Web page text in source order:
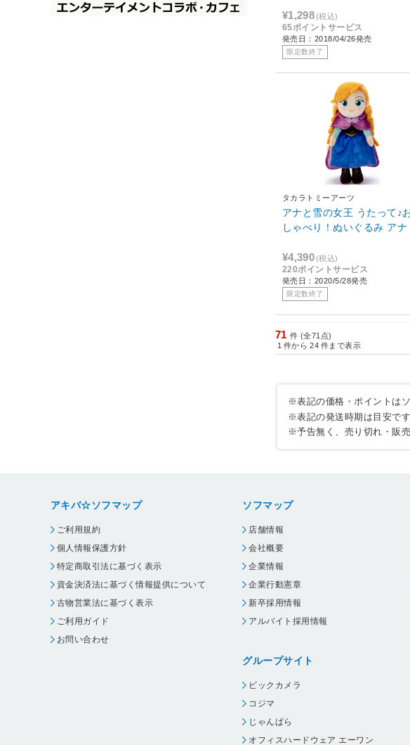
¥1,298(税込)
65ポイントサービス
発売日：2018/04/26発売
限定数終了
タカラトミーアーツ
アナと雪の女王 うたって♪
しゃべり！ぬいぐるみ アナ
¥4,390(税込)
220ポイントサービス
発売日：2020/5/28発売
限定数終了
71 件 (全71点)
1 件から 24 件まで表示
※表記の価格・ポイントは
※表記の発送時期は目安で
※予告無く、売り切れ・販
アキバ☆ソフマップ
ご利用規約
個人情報保護方針
特定商取引法に基づく表示
資金決済法に基づく情報提供について
古物営業法に基づく表示
ご利用ガイド
お問い合わせ
ソフマップ
店舗情報
会社概要
企業情報
企業行動憲章
新卒採用情報
アルバイト採用情報
グループサイト
ビックカメラ
コジマ
じゃんぱら
オフィスハードウェア エーワン